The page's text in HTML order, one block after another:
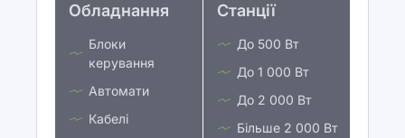
Обладнання
Блоки
керування
Автомати
Кабелі
Станції
До 500 Вт
До 1 000 Вт
До 2 000 Вт
Більше 2 000 Вт